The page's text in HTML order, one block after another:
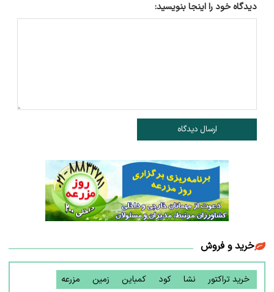
دیدگاه خود را اینجا بنویسید:
ارسال دیدگاه
خرید و فروش
خرید تراکتور نشا کود کمباین زمین مزرعه